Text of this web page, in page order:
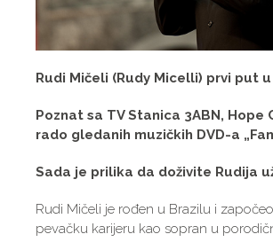
Rudi Mičeli (Rudy Micelli) prvi put
Poznat sa TV Stanica 3ABN, Hope
rado gledanih muzičkih DVD-a
Sada je prilika da doživite Rudija
Rudi Mičeli je rođen u Brazilu i
pevačku karijeru kao sopran u